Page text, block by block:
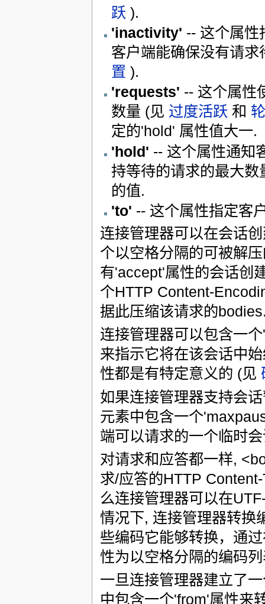
跃 ).
'inactivity' -- 这个属性
客户端能确保没有请
置 ).
'requests' -- 这个属性
数量 (见 过度活跃 和
定的'hold' 属性值大一.
'hold' -- 这个属性通知
持等待的请求的最大
的值.
'to' -- 这个属性指定客
连接管理器可以在会话
个以空格分隔的可被解
有'accept'属性的会话创
个HTTP Content-
据此压缩该请求的
连接管理器可以包含一
来指示它将在该会话中
性都是有特定意义的 (见
如果连接管理器支持会
元素中包含一个
端可以请求的一个临时
对请求和应答都一样,
求/应答的HTTP
么连接管理器可以在
情况下, 连接管理器转换
些编码它能够转换，通
性为以空格分隔的编码
一旦连接管理器建立了
中包含一个'from'属性来